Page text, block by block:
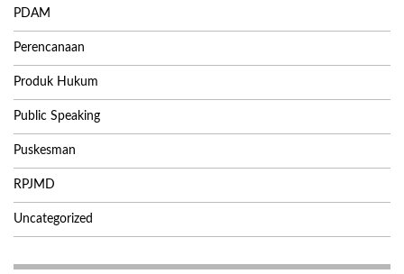
PDAM
Perencanaan
Produk Hukum
Public Speaking
Puskesman
RPJMD
Uncategorized